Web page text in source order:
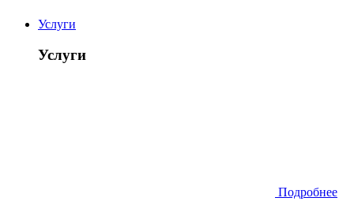
Услуги
Услуги
Подробнее